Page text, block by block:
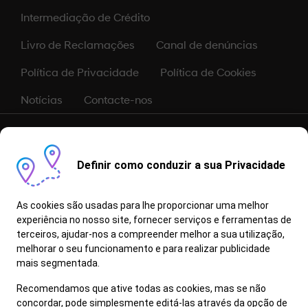
Notícias Contacte-nos
Política de Privacidade Política de Cookies
Livro de Reclamações Canal de denúncias
Intermediação de Crédito
dados a título meramente informativo, não constituindo qualquer
oferta de venda. Apesar de revistos antes da publicação, não é
possível garantir que se encontrem isentos de erros de digitação,
defeitos de composição e de problemas equivalentes, reservando-
informações, conteúdos e dados aqui apresentados deverão ser
confirmados junto de um Concessionário/Reparador Autorizado
Hyundai.
Informe-se junto do seu Concessionário quais os modelos/versão
que possuem a funcionalidade Bluelink.
Os Proprietários/Detentores de um Veículo em Fim de Vida (VFV)
devem entregá-lo num centro de abate licenciado, pertencente à
Definir como conduzir a sua Privacidade
As cookies são usadas para lhe proporcionar uma melhor
experiência no nosso site, fornecer serviços e ferramentas de
terceiros, ajudar-nos a compreender melhor a sua utilização,
melhorar o seu funcionamento e para realizar publicidade
mais segmentada.
Recomendamos que ative todas as cookies, mas se não
concordar, pode simplesmente editá-las através da opção de